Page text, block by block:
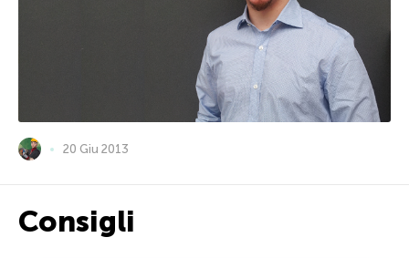
20 Giu 2013
Consigli